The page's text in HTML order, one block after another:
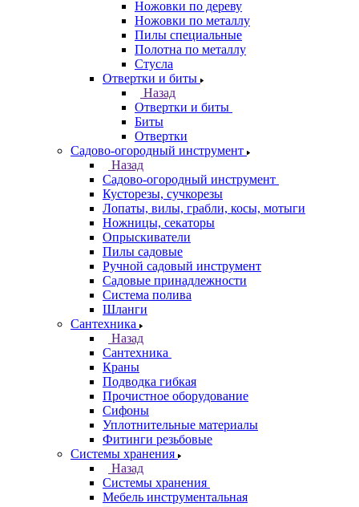
Ножовки по дереву
Ножовки по металлу
Пилы специальные
Полотна по металлу
Стусла
Отвертки и биты
Назад
Отвертки и биты
Биты
Отвертки
Садово-огородный инструмент
Назад
Садово-огородный инструмент
Кусторезы, сучкорезы
Лопаты, вилы, грабли, косы, мотыги
Ножницы, секаторы
Опрыскиватели
Пилы садовые
Ручной садовый инструмент
Садовые принадлежности
Система полива
Шланги
Сантехника
Назад
Сантехника
Краны
Подводка гибкая
Прочистное оборудование
Сифоны
Уплотнительные материалы
Фитинги резьбовые
Системы хранения
Назад
Системы хранения
Мебель инструментальная